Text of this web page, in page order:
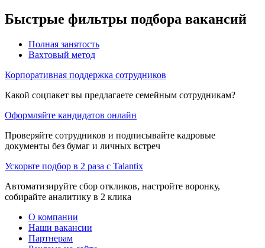
Быстрые фильтры подбора вакансий
Полная занятость
Вахтовый метод
Корпоративная поддержка сотрудников
Какой соцпакет вы предлагаете семейным сотрудникам?
Оформляйте кандидатов онлайн
Проверяйте сотрудников и подписывайте кадровые
документы без бумаг и личных встреч
Ускорьте подбор в 2 раза с Talantix
Автоматизируйте сбор откликов, настройте воронку,
собирайте аналитику в 2 клика
О компании
Наши вакансии
Партнерам